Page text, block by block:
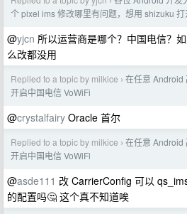
个 pixel ims 修改哪里有问题，想用 shizuku
@yjcn 所以运营商是哪个？中国电信？
么改都没用
Replied to a topic by milkice › 在任意 Android
开启中国电信 VoWiFi
@crystalfairy Oracle 首尔
Replied to a topic by milkice › 在任意 Android
开启中国电信 VoWiFi
@asde111 改 CarrierConfig 可以
的配置吗🤔 这个真不知道唉